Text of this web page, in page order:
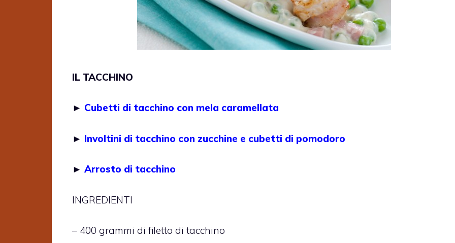
IL TACCHINO
► Cubetti di tacchino con mela caramellata
► Involtini di tacchino con zucchine e cubetti di pomodoro
► Arrosto di tacchino
INGREDIENTI
– 400 grammi di filetto di tacchino